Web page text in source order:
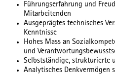
Führungserfahrung und
Mitarbeitenden
Ausgeprägtes technisches
Kenntnisse
Hohes Mass an
und
Selbstständige, strukturierte
Analytisches Denkvermögen